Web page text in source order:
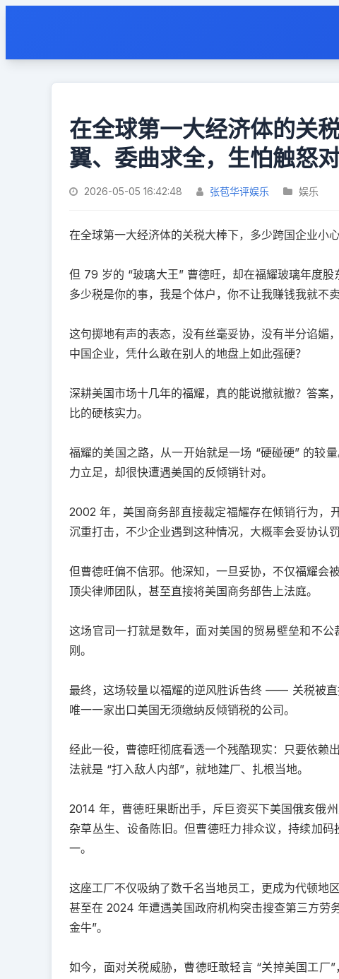
在全球第一大经济体的关
翼、委曲求全，生怕触怒
2026-05-05 16:42:48 张苞华评娱乐 娱乐
在全球第一大经济体的关税大棒下，多少跨国企业小
但 79 岁的 “玻璃大王” 曹德旺，却在福耀玻璃年度
多少税是你的事，我是个体户，你不让我赚钱我就不
这句掷地有声的表态，没有丝毫妥协，没有半分谄媚
中国企业，凭什么敢在别人的地盘上如此强硬？
深耕美国市场十几年的福耀，真的能说撤就撤？答案
比的硬核实力。
福耀的美国之路，从一开始就是一场 “硬碰硬” 的较
力立足，却很快遭遇美国的反倾销针对。
2002 年，美国商务部直接裁定福耀存在倾销行为，
沉重打击，不少企业遇到这种情况，大概率会妥协认罚
但曹德旺偏不信邪。他深知，一旦妥协，不仅福耀会
顶尖律师团队，甚至直接将美国商务部告上法庭。
这场官司一打就是数年，面对美国的贸易壁垒和不
刚。
最终，这场较量以福耀的逆风胜诉告终 —— 关税被直
唯一一家出口美国无须缴纳反倾销税的公司。
经此一役，曹德旺彻底看透一个残酷现实：只要依赖
法就是 “打入敌人内部”，就地建厂、扎根当地。
2014 年，曹德旺果断出手，斥巨资买下美国俄亥俄
杂草丛生、设备陈旧。但曹德旺力排众议，持续加
一。
这座工厂不仅吸纳了数千名当地员工，更成为代顿地
甚至在 2024 年遭遇美国政府机构突击搜查第三方劳
金牛”。
如今，面对关税威胁，曹德旺敢轻言 “关掉美国工厂